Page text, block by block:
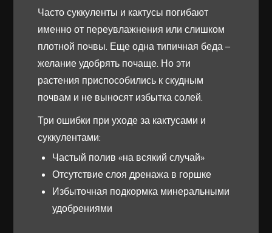
Часто суккуленты и кактусы погибают
именно от переувлажнения или слишком
плотной почвы. Еще одна типичная беда –
желание удобрять почаще. Но эти
растения приспособились к скудным
почвам и не выносят избытка солей.
Три ошибки при уходе за кактусами и
суккулентами:
Частый полив «на всякий случай»
Отсутствие слоя дренажа в горшке
Избыточная подкормка минеральными
удобрениями